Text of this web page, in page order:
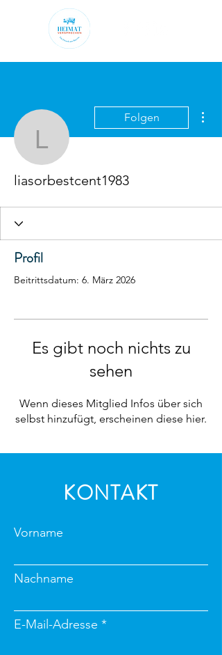
Folgen
liasorbestcent1983
Profil
Beitrittsdatum: 6. März 2026
Es gibt noch nichts zu
sehen
Wenn dieses Mitglied Infos über sich
selbst hinzufügt, erscheinen diese hier.
KONTAKT
Vorname
Nachname
E-Mail-Adresse